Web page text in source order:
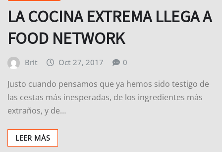
LA COCINA EXTREMA LLEGA A
FOOD NETWORK
Brit Oct 27, 2017 0
Justo cuando pensamos que ya hemos sido testigo de
las cestas más inesperadas, de los ingredientes más
extraños, y de…
LEER MÁS